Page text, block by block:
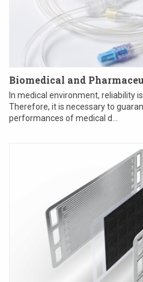
Biomedical and
In medical environment, reliability
Therefore, it is necessary to
performances of medical d...